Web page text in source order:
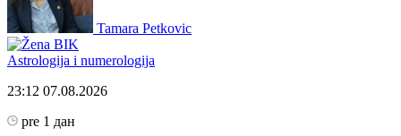
Tamara Petkovic
Astrologija i numerologija
23:12 07.08.2026
pre 1 дан